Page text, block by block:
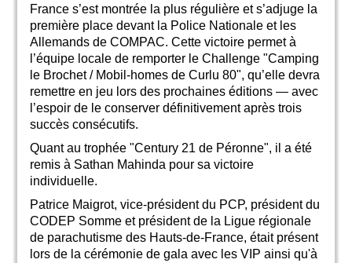
France s’est montrée la plus régulière et s’adjuge la
première place devant la Police Nationale et les
Allemands de COMPAC. Cette victoire permet à
l’équipe locale de remporter le Challenge "Camping
le Brochet / Mobil-homes de Curlu 80", qu’elle devra
remettre en jeu lors des prochaines éditions — avec
l’espoir de le conserver définitivement après trois
succès consécutifs.
Quant au trophée "Century 21 de Péronne", il a été
remis à Sathan Mahinda pour sa victoire
individuelle.
Patrice Maigrot, vice-président du PCP, président du
CODEP Somme et président de la Ligue régionale
de parachutisme des Hauts-de-France, était présent
lors de la cérémonie de gala avec les VIP ainsi qu'à